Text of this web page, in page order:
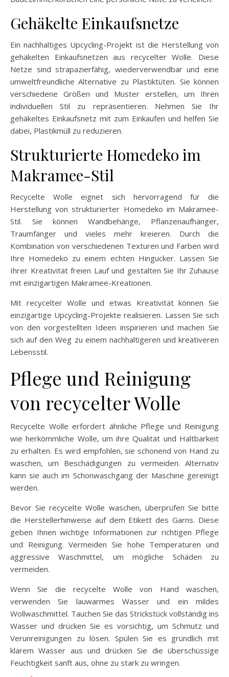
Gehäkelte Einkaufsnetze
Ein nachhaltiges Upcycling-Projekt ist die Herstellung von
gehäkelten Einkaufsnetzen aus recycelter Wolle. Diese
Netze sind strapazierfähig, wiederverwendbar und eine
umweltfreundliche Alternative zu Plastiktüten. Sie können
verschiedene Größen und Muster erstellen, um Ihren
individuellen Stil zu repräsentieren. Nehmen Sie Ihr
gehäkeltes Einkaufsnetz mit zum Einkaufen und helfen Sie
dabei, Plastikmüll zu reduzieren.
Strukturierte Homedeko im
Makramee-Stil
Recycelte Wolle eignet sich hervorragend für die
Herstellung von strukturierter Homedeko im Makramee-
Stil. Sie können Wandbehänge, Pflanzenaufhänger,
Traumfänger und vieles mehr kreieren. Durch die
Kombination von verschiedenen Texturen und Farben wird
Ihre Homedeko zu einem echten Hingucker. Lassen Sie
Ihrer Kreativität freien Lauf und gestalten Sie Ihr Zuhause
mit einzigartigen Makramee-Kreationen.
Mit recycelter Wolle und etwas Kreativität können Sie
einzigartige Upcycling-Projekte realisieren. Lassen Sie sich
von den vorgestellten Ideen inspirieren und machen Sie
sich auf den Weg zu einem nachhaltigeren und kreativeren
Lebensstil.
Pflege und Reinigung
von recycelter Wolle
Recycelte Wolle erfordert ähnliche Pflege und Reinigung
wie herkömmliche Wolle, um ihre Qualität und Haltbarkeit
zu erhalten. Es wird empfohlen, sie schonend von Hand zu
waschen, um Beschädigungen zu vermeiden. Alternativ
kann sie auch im Schonwaschgang der Maschine gereinigt
werden.
Bevor Sie recycelte Wolle waschen, überprüfen Sie bitte
die Herstellerhinweise auf dem Etikett des Garns. Diese
geben Ihnen wichtige Informationen zur richtigen Pflege
und Reinigung. Vermeiden Sie hohe Temperaturen und
aggressive Waschmittel, um mögliche Schäden zu
vermeiden.
Wenn Sie die recycelte Wolle von Hand waschen,
verwenden Sie lauwarmes Wasser und ein mildes
Wollwaschmittel. Tauchen Sie das Strickstück vollständig ins
Wasser und drücken Sie es vorsichtig, um Schmutz und
Verunreinigungen zu lösen. Spülen Sie es gründlich mit
klarem Wasser aus und drücken Sie die überschüssige
Feuchtigkeit sanft aus, ohne zu stark zu wringen.